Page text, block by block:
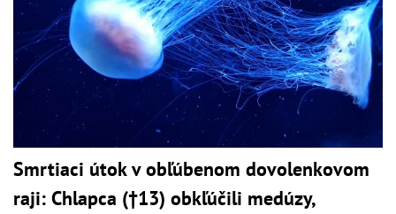
Smrtiaci útok v obľúbenom dovolenkovom
raji: Chlapca (†13) obkľúčili medúzy,